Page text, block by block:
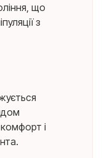
що
з
і